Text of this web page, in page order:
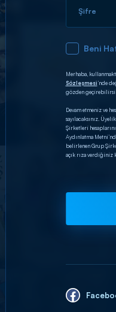
Şifre
Beni
Merhaba,
Sözleşmesi’nde
gözden
Devam etmeniz ve
sayılacaksınız.
Şirketleri
Aydınlatma
belirlenen Grup
açık rıza verdiğiniz